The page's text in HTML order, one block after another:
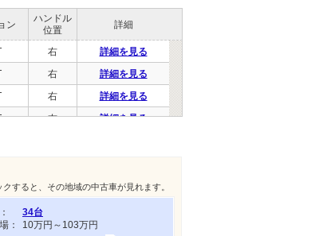
ン
ハンドル
位置
詳細
右
詳細を見る
右
詳細を見る
右
詳細を見る
右
詳細を見る
右
詳細を見る
右
クすると、その地域の中古車が見れます。
34台
：
10万円～103万円